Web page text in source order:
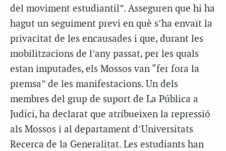
del moviment estudiantil”. Asseguren que hi ha
hagut un seguiment previ en què s’ha envaït la
privacitat de les encausades i que, durant les
mobilitzacions de l’any passat, per les quals
estan imputades, els Mossos van “fer fora la
premsa” de les manifestacions. Un dels
membres del grup de suport de La Pública a
Judici, ha declarat que atribueixen la repressió
als Mossos i al departament d’Universitats
Recerca de la Generalitat. Les estudiants han